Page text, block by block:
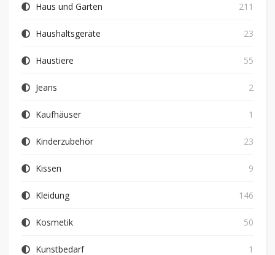
Haus und Garten 211
Haushaltsgeräte 23
Haustiere 55
Jeans 2
Kaufhäuser 1
Kinderzubehör 23
Kissen 9
Kleidung 146
Kosmetik 50
Kunstbedarf 1